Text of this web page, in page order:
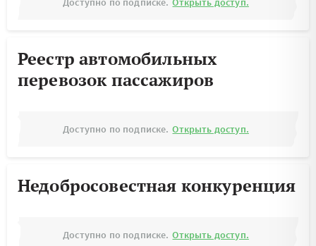
Реестр автомобильных
перевозок пассажиров
Доступно по подписке. Открыть доступ.
Недобросовестная конкуренция
Доступно по подписке. Открыть доступ.